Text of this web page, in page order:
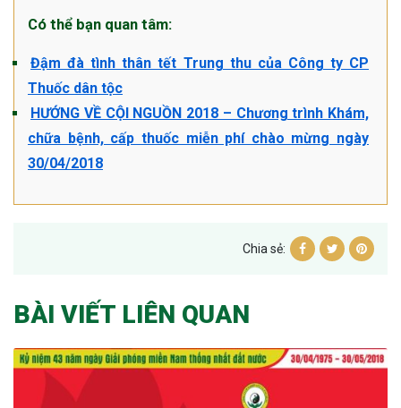
Có thể bạn quan tâm:
Đậm đà tình thân tết Trung thu của Công ty CP
Thuốc dân tộc
HƯỚNG VỀ CỘI NGUỒN 2018 – Chương trình Khám,
chữa bệnh, cấp thuốc miễn phí chào mừng ngày
30/04/2018
Chia sẻ:
BÀI VIẾT LIÊN QUAN